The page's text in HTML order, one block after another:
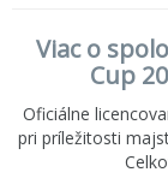
Viac o
Cup
Oficiálne
pri príležitosti